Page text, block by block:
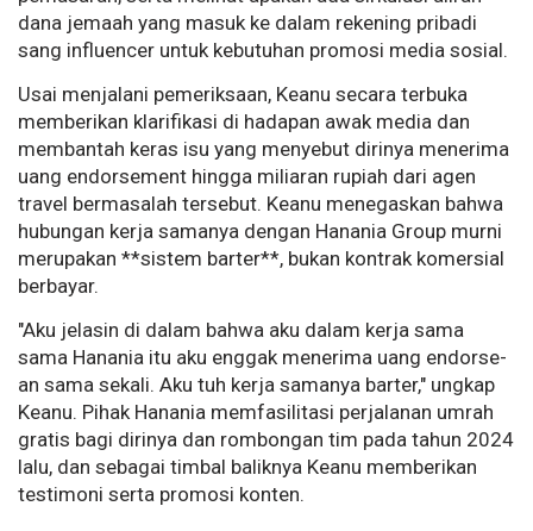
dana jemaah yang masuk ke dalam rekening pribadi
sang influencer untuk kebutuhan promosi media sosial.
Usai menjalani pemeriksaan, Keanu secara terbuka
memberikan klarifikasi di hadapan awak media dan
membantah keras isu yang menyebut dirinya menerima
uang endorsement hingga miliaran rupiah dari agen
travel bermasalah tersebut. Keanu menegaskan bahwa
hubungan kerja samanya dengan Hanania Group murni
merupakan **sistem barter**, bukan kontrak komersial
berbayar.
"Aku jelasin di dalam bahwa aku dalam kerja sama
sama Hanania itu aku enggak menerima uang endorse-
an sama sekali. Aku tuh kerja samanya barter," ungkap
Keanu. Pihak Hanania memfasilitasi perjalanan umrah
gratis bagi dirinya dan rombongan tim pada tahun 2024
lalu, dan sebagai timbal baliknya Keanu memberikan
testimoni serta promosi konten.